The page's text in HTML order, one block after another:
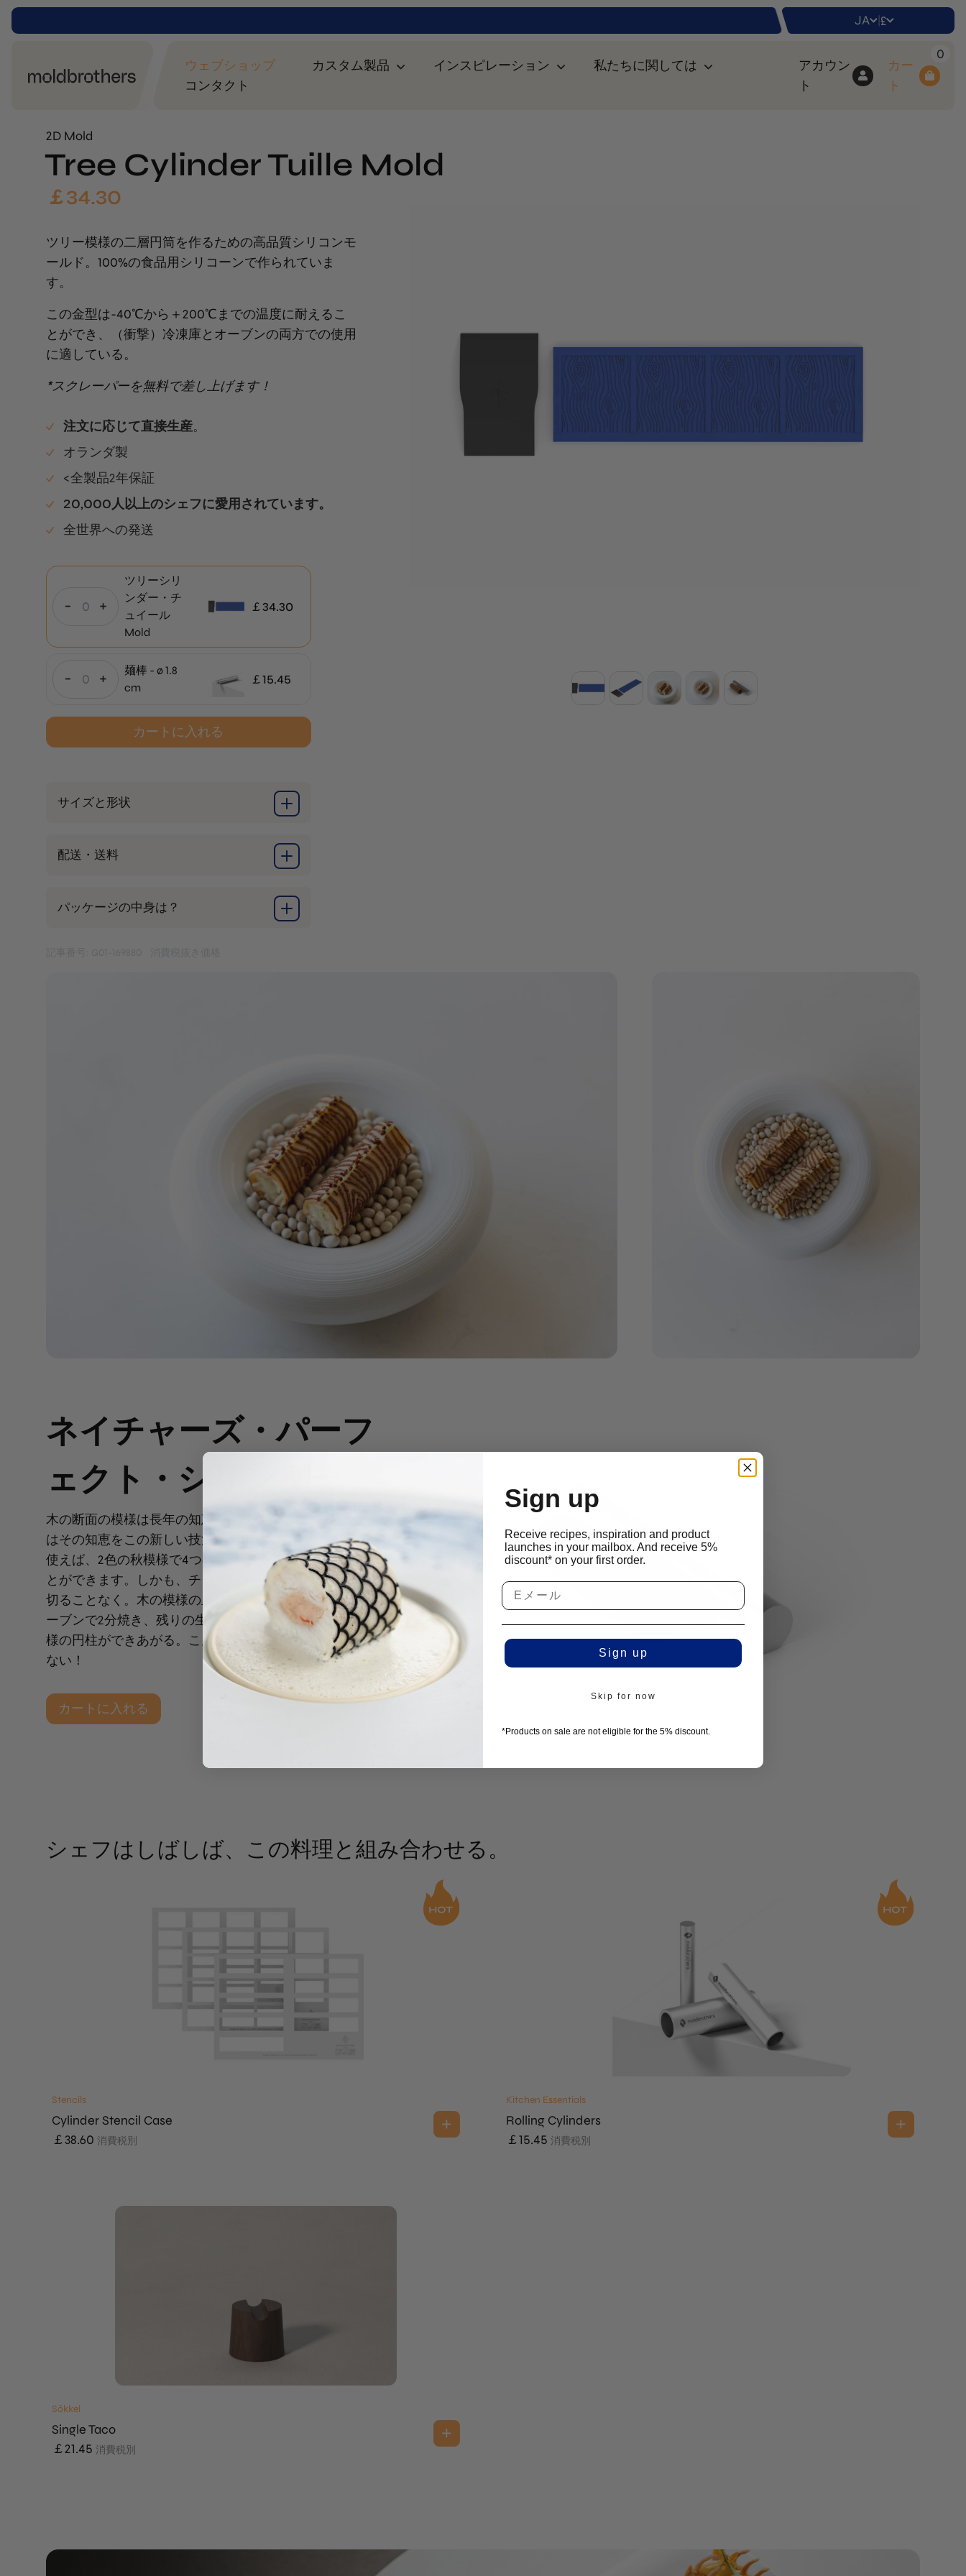
JA | £
ウェブショップ カスタム製品 インスピレーション
私たちに関しては
コンタクト
アカウン
ト
0
カー
ト
2D Mold
Tree Cylinder Tuille Mold
￡34.30
ツリー模様の二層円筒を作るための高品質シリコンモ
ールド。100%の食品用シリコーンで作られていま
す。
この金型は-40℃から＋200℃までの温度に耐えるこ
とができ、（衝撃）冷凍庫とオーブンの両方での使用
に適している。
*スクレーパーを無料で差し上げます！
注文に応じて直接生産。
オランダ製
<全製品2年保証
20,000人以上のシェフに愛用されています。
全世界への発送
- +
ツリーシリ
ンダー・チ
ュイール
Mold
￡34.30
- +
麺棒 - ø 1.8
cm
￡15.45
カートに入れる
サイズと形状
配送・送料
パッケージの中身は？
ネイチャーズ・パーフ
ェクト・シリンダー
木の断面の模様は長年の知恵を反映したもので、私たち
はその知恵をこの新しい技法に生かしました。この型を
使えば、2色の秋模様で4つの完璧な円柱を瞬時に作るこ
とができます。しかも、チュイルを好きな大きさや形に
切ることなく。木の模様の上にチュイル生地を広げてオ
ーブンで2分焼き、残りの生地を型に広げれば、木の模
様の円柱ができあがる。こんな簡単なものは見たことが
ない！
カートに入れる
シェフはしばしば、この料理と組み合わせる。
Stencils
Cylinder Stencil Case
￡38.60 消費税別
Kitchen Essentials
Rolling Cylinders
￡15.45 消費税別
Sōkkel
Single Taco
￡21.45 消費税別
Sign up
Receive recipes, inspiration and product
launches in your mailbox. And receive 5%
discount* on your first order.
Sign up
Skip for now
*Products on sale are not eligible for the 5% discount.